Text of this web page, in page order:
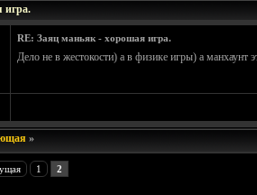
игра.
RE: Заяц маньяк - хорошая игра.
Дело не в жестокости) а в физике игры) а манхаунт
»
1 2